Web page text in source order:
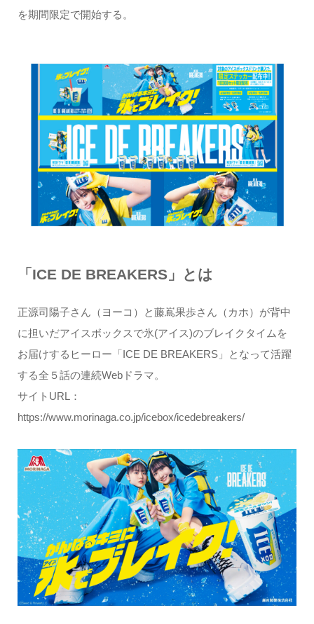
を期間限定で開始する。
「ICE DE BREAKERS」とは
正源司陽子さん（ヨーコ）と藤嶌果歩さん（カホ）が背中
に担いだアイスボックスで氷(アイス)のブレイクタイムを
お届けするヒーロー「ICE DE BREAKERS」となって活躍
する全５話の連続Webドラマ。
サイトURL：
https://www.morinaga.co.jp/icebox/icedebreakers/